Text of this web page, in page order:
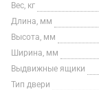
Вес, кг
Длина, мм
Высота, мм
Ширина, мм
Выдвижные ящики
Тип двери